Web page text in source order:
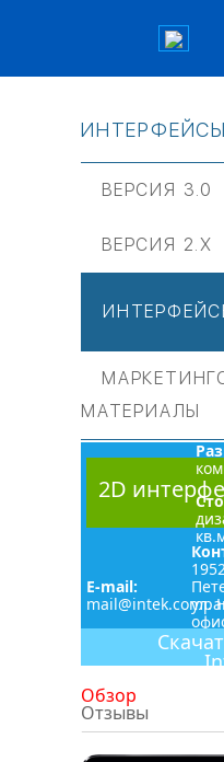
ИНТЕРФЕЙСЫ
ВЕРСИЯ 3.0
ВЕРСИЯ 2.Х
МАТЕРИАЛЫ
2D
ул.
E-mail:
Обзор
Отзывы